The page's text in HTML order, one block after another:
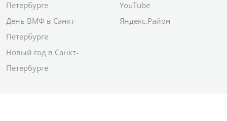
Петербурге
День ВМФ в Санкт-
Петербурге
Новый год в Санкт-
Петербурге
YouTube
Яндекс.Район